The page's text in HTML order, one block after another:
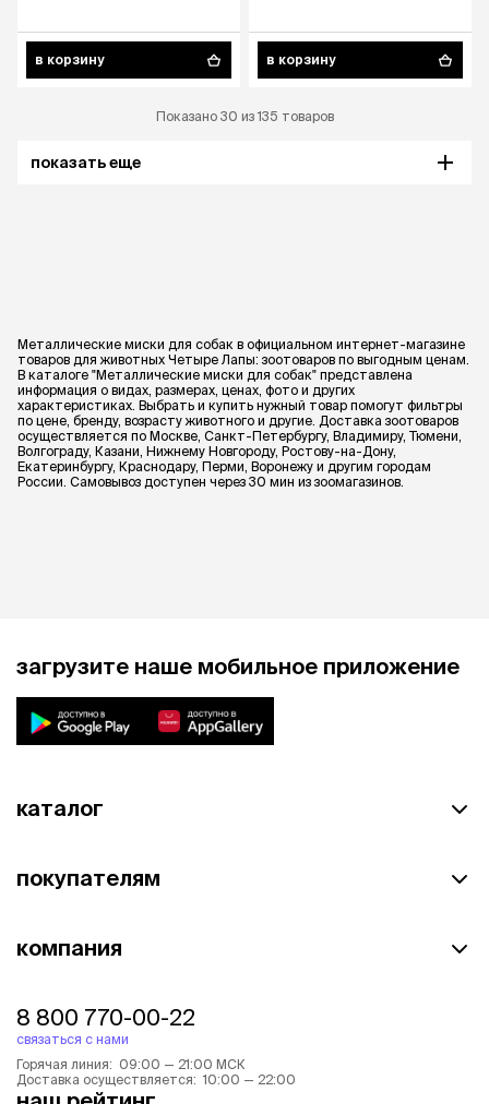
в корзину в корзину
Показано 30 из 135 товаров
показать еще
Металлические миски для собак в официальном интернет-магазине
товаров для животных Четыре Лапы: зоотоваров по выгодным ценам.
В каталоге "Металлические миски для собак" представлена
информация о видах, размерах, ценах, фото и других
характеристиках. Выбрать и купить нужный товар помогут фильтры
по цене, бренду, возрасту животного и другие. Доставка зоотоваров
осуществляется по Москве, Санкт-Петербургу, Владимиру, Тюмени,
Волгограду, Казани, Нижнему Новгороду, Ростову-на-Дону,
Екатеринбургу, Краснодару, Перми, Воронежу и другим городам
России. Самовывоз доступен через 30 мин из зоомагазинов.
загрузите наше мобильное приложение
каталог
покупателям
компания
8 800 770-00-22
связаться с нами
Горячая линия: 09:00 — 21:00 МСК
Доставка осуществляется: 10:00 — 22:00